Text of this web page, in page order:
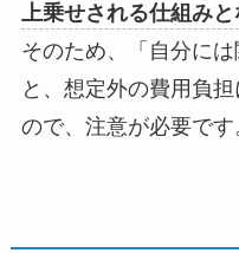
上乗せされる仕組み
そのため、「自分に
と、想定外の費用負
ので、注意が必要です